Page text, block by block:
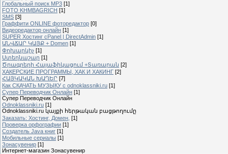
Глобальный поиск MP3 [1]
FOTO KHMBAGRICH [1]
SMS [3]
Граффити ONLINE фоторедактор [0]
Видеоредактор онлайн [1]
SUPER Xостинг cPanel | DirectAdmin [1]
ԱՆՎՃԱՐ ԿԱՅՔ + Domen [1]
Փոխարկիչ [1]
Ստեղնաշար [1]
Ծրագրերի Հայաֆիկացում +Տառարան [2]
ХАКЕРСКИЕ ПРОГРАММЫ, ХАК И ХАКИНГ [2]
ՀԱՅԿԱԿԱՆ ԽԱՂԵՐ [7]
Как СКАЧАТЬ МУЗЫКУ с odnoklassniki.ru [1]
Cупер Переводчик Oнлайн [1]
Cупер Переводчик Oнлайн
Odnoklassniki.ru [1]
Odnoklassniki.ru կայքի հերթական բացթողումը
Заказать: Хостинг, Домен, [1]
Проверка орфографии [1]
Создатель Java книг [1]
Мобильные сериалы [1]
Зонасувенир [1]
Интернет-магазин Зонасувенир